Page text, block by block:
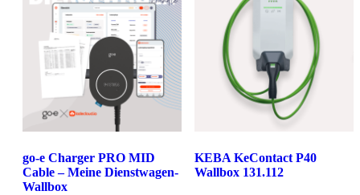
go-e Charger PRO MID
Cable – Meine Dienstwagen-
Wallbox
KEBA KeContact P40
Wallbox 131.112